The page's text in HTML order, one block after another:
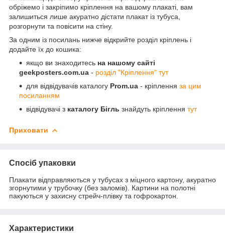
обріжемо і закріпимо кріплення на вашому плакаті, вам
залишиться лише акуратно дістати плакат із тубуса,
розгорнути та повісити на стіну.
За одним із посилань нижче відкрийте розділ кріплень і
додайте їх до кошика:
якщо ви знаходитесь на нашому сайті
geekposters.com.ua - розділ "Кріплення" тут
для відвідувачів каталогу Prom.ua - кріплення за цим
посиланням
відвідувачі з каталогу Бігль знайдуть кріплення тут
Приховати
Спосіб упаковки
Плакати відправляються у тубусах з міцного картону, акуратно
згорнутими у трубочку (без заломів). Картини на полотні
пакуються у захисну стрейч-плівку та гофрокартон.
Характеристики